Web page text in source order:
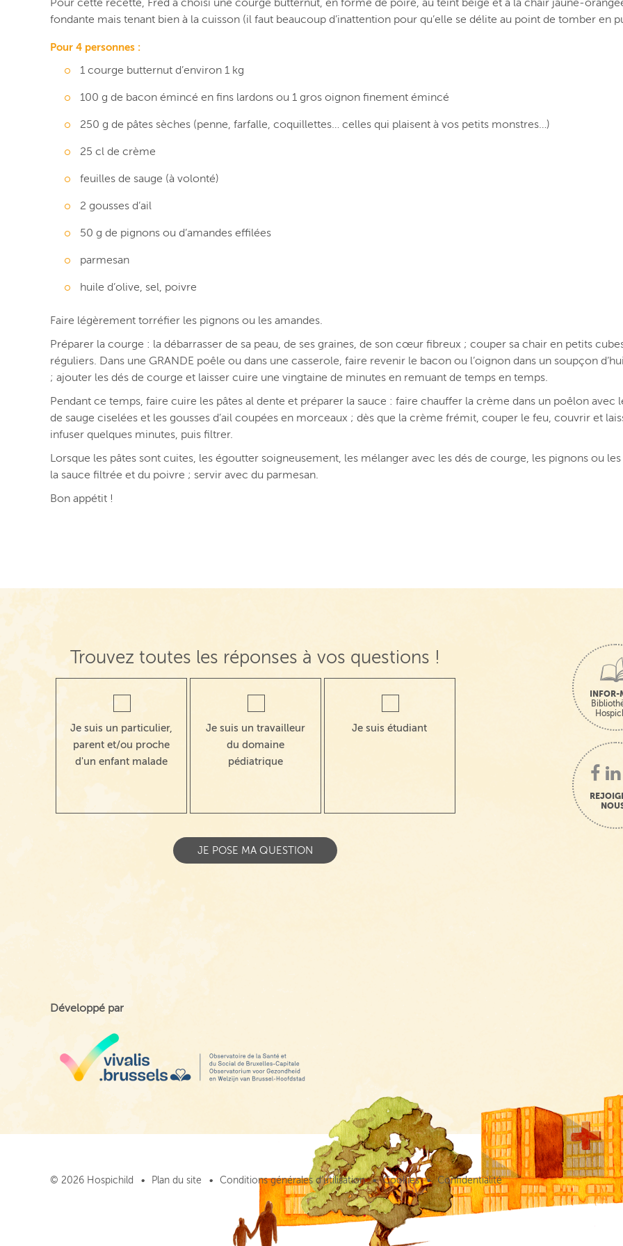
Pour cette recette, Fred a choisi une courge butternut, en forme de poire, au teint beige et à la chair jaune-
fondante mais tenant bien à la cuisson (il faut beaucoup d’inattention pour qu’elle se délite au point de tomber en
Pour 4 personnes :
1 courge butternut d’environ 1 kg
100 g de bacon émincé en fins lardons ou 1 gros oignon finement émincé
250 g de pâtes sèches (penne, farfalle, coquillettes… celles qui plaisent à vos petits monstres…)
25 cl de crème
feuilles de sauge (à volonté)
2 gousses d’ail
50 g de pignons ou d’amandes effilées
parmesan
huile d’olive, sel, poivre
Faire légèrement torréfier les pignons ou les amandes.
Préparer la courge : la débarrasser de sa peau, de ses graines, de son cœur fibreux ; couper sa chair en petits
réguliers. Dans une GRANDE poêle ou dans une casserole, faire revenir le bacon ou l’oignon dans un soupçon
; ajouter les dés de courge et laisser cuire une vingtaine de minutes en remuant de temps en temps.
Pendant ce temps, faire cuire les pâtes al dente et préparer la sauce : faire chauffer la crème dans un poêlon avec
de sauge ciselées et les gousses d’ail coupées en morceaux ; dès que la crème frémit, couper le feu, couvrir et
infuser quelques minutes, puis filtrer.
Lorsque les pâtes sont cuites, les égoutter soigneusement, les mélanger avec les dés de courge, les pignons ou les
la sauce filtrée et du poivre ; servir avec du parmesan.
Bon appétit !
Trouvez toutes les réponses à vos questions !
Je suis un particulier,
parent et/ou proche
d'un enfant malade
Je suis un travailleur
du domaine
pédiatrique
Je suis étudiant
INFOR-
Développé par
© 2026 Hospichild Plan du site Conditions générales d’utilisation Cookies Confidentialité